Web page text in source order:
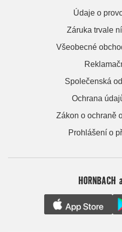
Údaje o
Záruka trvale
Všeobecné
Společenská
Ochrana
Zákon o ochraně
Prohlášení o
HORNBACH